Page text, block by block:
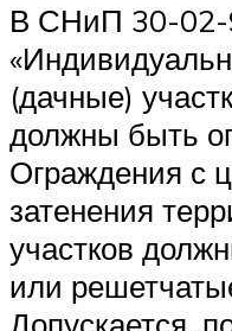
В СНиП 30-02-
(дачные)
должны быть
Ограждения с
затенения
участков
или